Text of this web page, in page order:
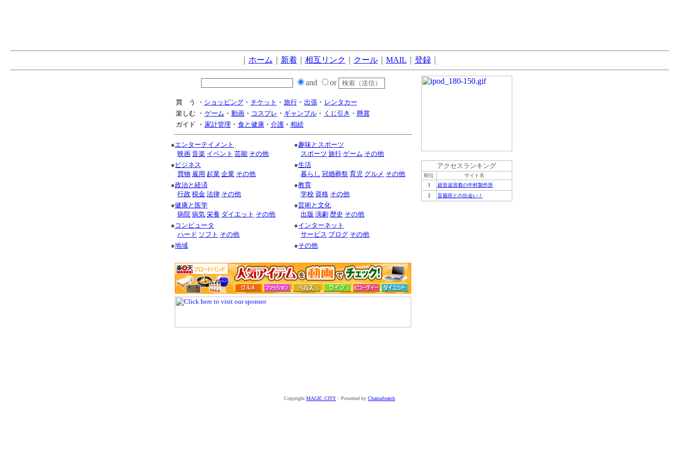
ホーム 新着｜ 相互リンク クール｜ MAIL 登録｜
and or
買 う ・ ショッピング・ チケット ・ 旅行・ 出張・ レンタカー
楽しむ
・ ゲーム ・ 動画・ コスプレ ・ ギャンブル・ くじ引き ・ 懸賞
ガイド
・ 家計管理 ・ 食と健康・ 介護・ 相続
●エンターテイメント
映画 音楽 イベント 芸能 その他
●趣味とスポーツ
スポーツ 旅行 ゲーム その他
● ビジネス
買物 雇用 起業 企業 その他
●生活
暮らし 冠婚葬祭 育児 グルメ その他
●政治と経済
行政 税金 法律 その他
●教育
学校 資格 その他
●健康と医学
病院 病気 栄養 ダイエット その他
●芸術と文化
出版 演劇 歴史 その他
● コンピュータ
ハード ソフト その他
●インターネット
サービス ブログ その他
●地域 ●その他
アクセスランキング
順位
サイト名
1
超音波溶着の中村製作所
2
盲腸癌との出会い！
Copyright MAGIC CITY ・Powerted by ChamaSearch